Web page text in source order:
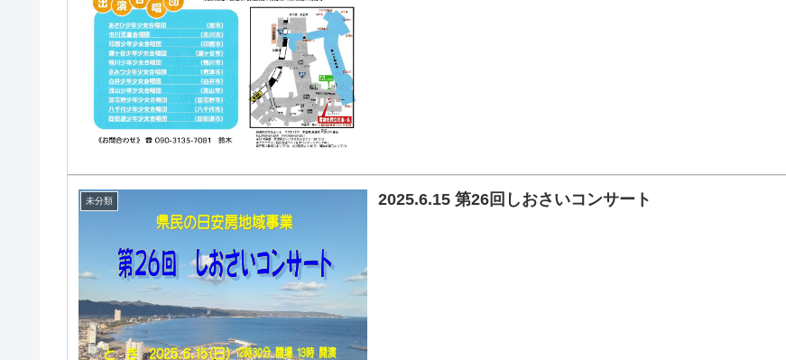
未分類 2025.6.15 第26回しおさいコンサート